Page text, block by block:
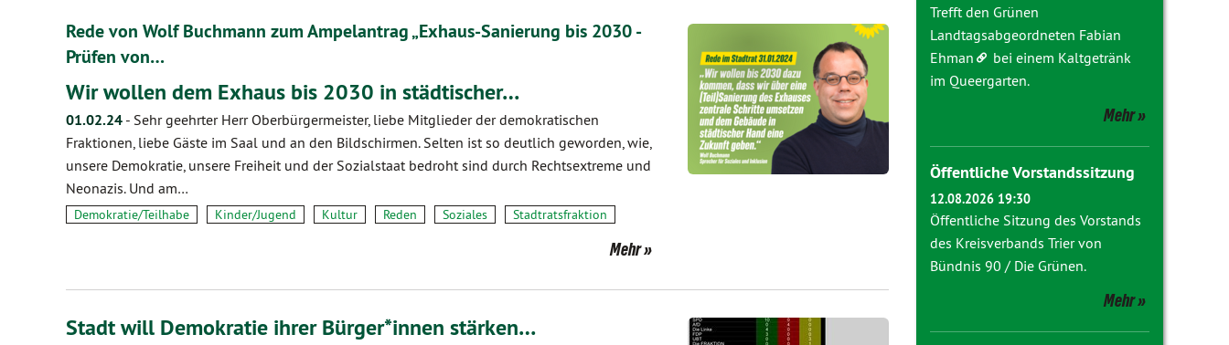
Rede von Wolf Buchmann zum Ampelantrag „Exhaus-Sanierung bis 2030 -
Prüfen von…
Wir wollen dem Exhaus bis 2030 in städtischer…
01.02.24 - Sehr geehrter Herr Oberbürgermeister, liebe Mitglieder der demokratischen
Fraktionen, liebe Gäste im Saal und an den Bildschirmen. Selten ist so deutlich geworden, wie,
unsere Demokratie, unsere Freiheit und der Sozialstaat bedroht sind durch Rechtsextreme und
Neonazis. Und am…
Demokratie/Teilhabe Kinder/Jugend Kultur Reden Soziales Stadtratsfraktion
Mehr
Stadt will Demokratie ihrer Bürger*innen stärken…
Trefft den Grünen
Landtagsabgeordneten Fabian
Ehman
bei einem Kaltgetränk
im Queergarten.
Mehr
Öffentliche Vorstandssitzung
12.08.2026 19:30
Öffentliche Sitzung des Vorstands
des Kreisverbands Trier von
Bündnis 90 / Die Grünen.
Mehr